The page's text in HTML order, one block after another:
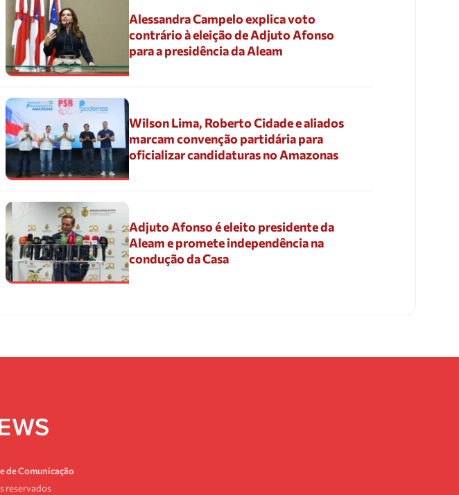
Alessandra Campelo explica voto
contrário à eleição de Adjuto Afonso
para a presidência da Aleam
Wilson Lima, Roberto Cidade e aliados
marcam convenção partidária para
oficializar candidaturas no Amazonas
Adjuto Afonso é eleito presidente da
Aleam e promete independência na
condução da Casa
de Comunicação
reservados